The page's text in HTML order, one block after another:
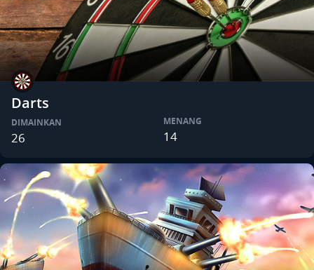
Darts
DIMAINKAN
26
MENANG
14